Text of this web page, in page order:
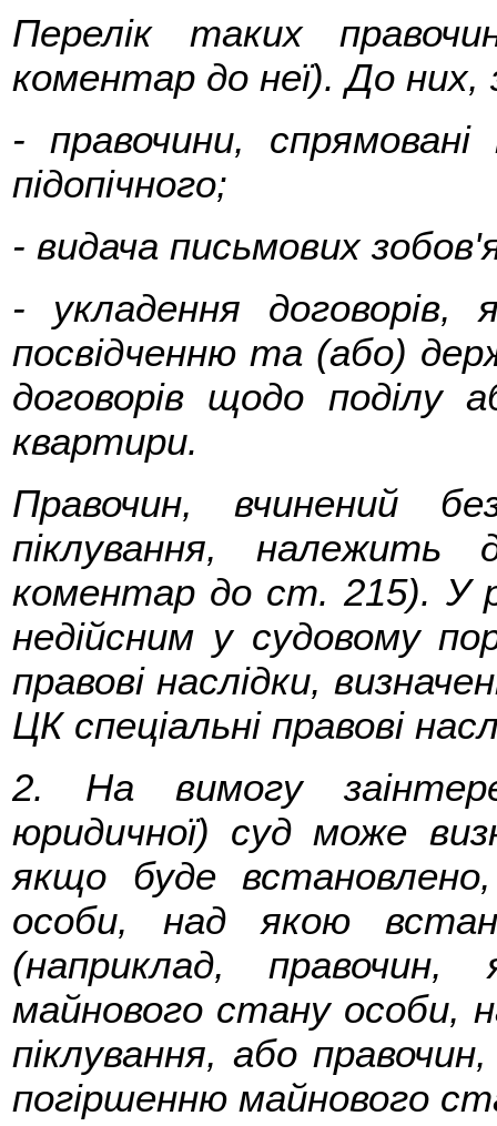
Перелік таких
коментар до неї). До
- правочини,
підопічного;
- видача письмових
- укладення договорів,
посвідченню та (або)
договорів щодо поділу
квартири.
Правочин, вчинений
піклування, належить
коментар до ст. 215). У
недійсним у судовому
правові наслідки,
ЦК спеціальні правові
2. На вимогу
юридичної) суд може
якщо буде
особи, над якою
(наприклад,
майнового стану особи,
піклування, або
погіршенню майнового